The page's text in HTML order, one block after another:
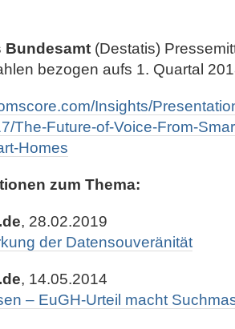
Bundesamt (Destatis)
bezogen aufs 1. Quartal
Insights/
The-Future-of-Voice-From-
Homes
zum Thema:
, 28.02.2019
der Datensouveränität
, 14.05.2014
– EuGH-Urteil macht